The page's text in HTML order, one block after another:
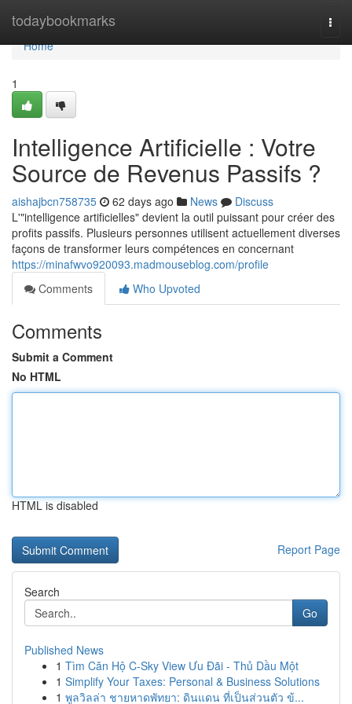
todaybookmarks
Home
Home
1
Intelligence Artificielle : Votre
Source de Revenus Passifs ?
aishajbcn758735 62 days ago News
Discuss
L'"intelligence artificielles" devient la outil puissant pour créer des
profits passifs. Plusieurs personnes utilisent actuellement diverses
façons de transformer leurs compétences en concernant
https://minafwvo920093.madmouseblog.com/profile
Comments
Who Upvoted
Comments
Submit a Comment
No HTML
HTML is disabled
Report Page
Search
Go
Published News
1 Tìm Căn Hộ C-Sky View Ưu Đãi - Thủ Dầu Một
1 Simplify Your Taxes: Personal & Business Solutions
1 พูลวิลล่า ชายหาดพัทยา: ดินแดน ที่เป็นส่วนตัว ข้...